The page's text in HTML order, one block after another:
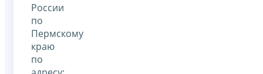
России
по
Пермскому
краю
по